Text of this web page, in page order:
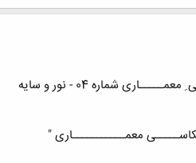
شماره 04 - نور و سایه
معمـــــــــــاری "